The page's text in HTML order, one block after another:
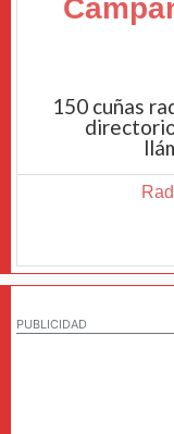
150 cuñas
directorio
PUBLICIDAD